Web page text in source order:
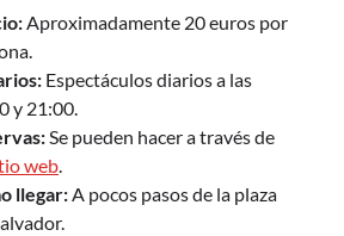
Aproximadamente 20 euros por
Espectáculos diarios a las
y 21:00.
Se pueden hacer a través de
web.
llegar:A pocos pasos de la plaza